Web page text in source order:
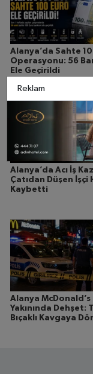
Alanya’da Sahte
Operasyonu: 56
Ele Geçirildi
Alanya’da Acı İş
Çatıdan Düşen İşçi
Kaybetti
Alanya McDonald’s
Yakınında Dehşet:
Bıçaklı Kavgaya
Reklam